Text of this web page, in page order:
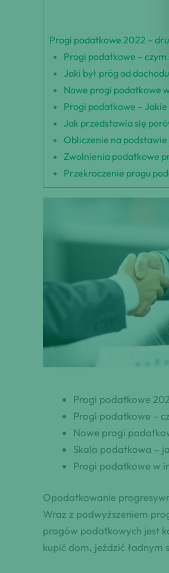
Progi podatkowe 2022 –
Progi podatkowe – czym
Jaki był próg od
Nowe progi podatkowe
Progi podatkowe –
Jak przedstawia się
Obliczenie na
Zwolnienia podatkowe
Przekroczenie progu
Progi podatkowe
Progi podatkowe –
Nowe progi
Skala podatkowa –
Progi podatkowe w
Opodatkowanie
Wraz z podwyższeniem
progów podatkowych jest
kupić dom, jeździć ładnym